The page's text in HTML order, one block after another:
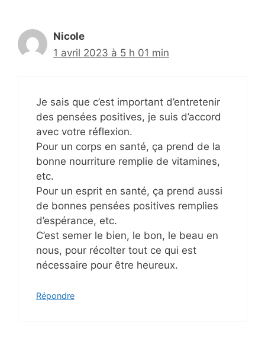
Nicole
1 avril 2023 à 5 h 01 min
Je sais que c’est important d’entretenir
des pensées positives, je suis d’accord
avec votre réflexion.
Pour un corps en santé, ça prend de la
bonne nourriture remplie de vitamines,
etc.
Pour un esprit en santé, ça prend aussi
de bonnes pensées positives remplies
d’espérance, etc.
C’est semer le bien, le bon, le beau en
nous, pour récolter tout ce qui est
nécessaire pour être heureux.
Répondre